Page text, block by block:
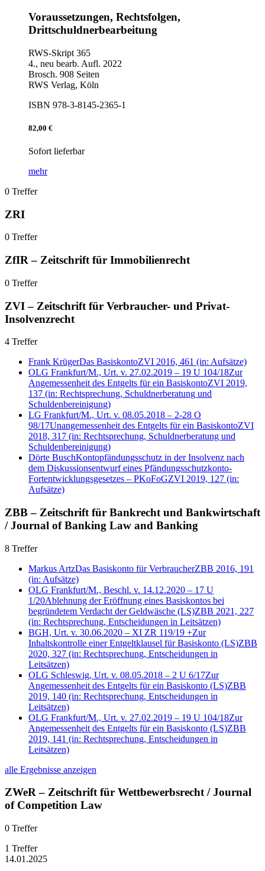
Voraussetzungen, Rechtsfolgen,
Drittschuldnerbearbeitung
RWS-Skript 365
4., neu bearb. Aufl. 2022
Brosch. 908 Seiten
RWS Verlag, Köln
ISBN 978-3-8145-2365-1
82,00 €
Sofort lieferbar
mehr
0 Treffer
ZRI
0 Treffer
ZfIR – Zeitschrift für Immobilienrecht
0 Treffer
ZVI – Zeitschrift für Verbraucher- und Privat-
Insolvenzrecht
4 Treffer
Frank KrügerDas BasiskontoZVI 2016, 461 (in: Aufsätze)
OLG Frankfurt/M., Urt. v. 27.02.2019 – 19 U 104/18Zur
Angemessenheit des Entgelts für ein BasiskontoZVI 2019,
137 (in: Rechtsprechung, Schuldnerberatung und
Schuldenbereinigung)
LG Frankfurt/M., Urt. v. 08.05.2018 – 2-28 O
98/17Unangemessenheit des Entgelts für ein BasiskontoZVI
2018, 317 (in: Rechtsprechung, Schuldnerberatung und
Schuldenbereinigung)
Dörte BuschKontopfändungsschutz in der Insolvenz nach
dem Diskussionsentwurf eines Pfändungsschutzkonto-
Fortentwicklungsgesetzes – PKoFoGZVI 2019, 127 (in:
Aufsätze)
ZBB – Zeitschrift für Bankrecht und Bankwirtschaft
/ Journal of Banking Law and Banking
8 Treffer
Markus ArtzDas Basiskonto für VerbraucherZBB 2016, 191
(in: Aufsätze)
OLG Frankfurt/M., Beschl. v. 14.12.2020 – 17 U
1/20Ablehnung der Eröffnung eines Basiskontos bei
begründetem Verdacht der Geldwäsche (LS)ZBB 2021, 227
(in: Rechtsprechung, Entscheidungen in Leitsätzen)
BGH, Urt. v. 30.06.2020 – XI ZR 119/19 +Zur
Inhaltskontrolle einer Entgeltklausel für Basiskonto (LS)ZBB
2020, 327 (in: Rechtsprechung, Entscheidungen in
Leitsätzen)
OLG Schleswig, Urt. v. 08.05.2018 – 2 U 6/17Zur
Angemessenheit des Entgelts für ein Basiskonto (LS)ZBB
2019, 140 (in: Rechtsprechung, Entscheidungen in
Leitsätzen)
OLG Frankfurt/M., Urt. v. 27.02.2019 – 19 U 104/18Zur
Angemessenheit des Entgelts für ein Basiskonto (LS)ZBB
2019, 141 (in: Rechtsprechung, Entscheidungen in
Leitsätzen)
alle Ergebnisse anzeigen
ZWeR – Zeitschrift für Wettbewerbsrecht / Journal
of Competition Law
0 Treffer
1 Treffer
14.01.2025